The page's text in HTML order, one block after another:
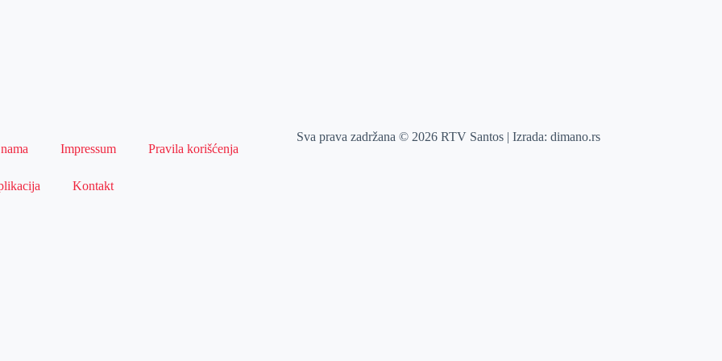
Impressum Pravila korišćenja
Kontakt
Sva prava zadržana © 2026 RTV Santos | Izrada:dimano.rs